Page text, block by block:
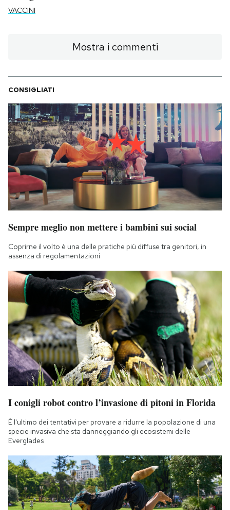
VACCINI
Mostra i commenti
CONSIGLIATI
Sempre meglio non mettere i bambini sui social
Coprirne il volto è una delle pratiche più diffuse tra genitori, in
assenza di regolamentazioni
I conigli robot contro l’invasione di pitoni in Florida
È l'ultimo dei tentativi per provare a ridurre la popolazione di una
specie invasiva che sta danneggiando gli ecosistemi delle
Everglades